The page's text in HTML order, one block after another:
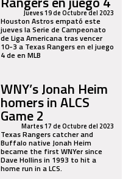
Jueves 19 de Octubre del 2023
Houston Astros empató este
jueves la Serie de Campeonato
de Liga Americana tras vencer
10-3 a Texas Rangers en el juego
4 de en MLB
WNY’s Jonah Heim
homers in ALCS
Game 2Martes 17 de Octubre del 2023
Texas Rangers catcher and
Buffalo native Jonah Heim
became the first WNYer since
Dave Hollins in 1993 to hit a
home run in a LCS.